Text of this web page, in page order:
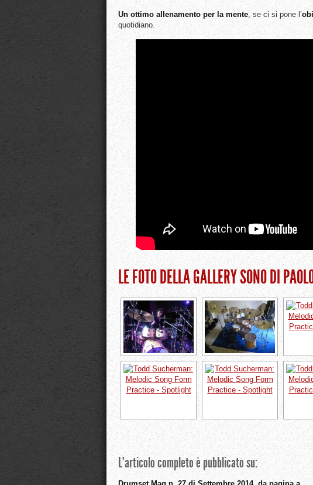
Un ottimo allenamento per la mente, se ci si pone l’
quotidiano.
LE FOTO DELLA GALLERY SONO DI
L’articolo completo è pubblicato su: